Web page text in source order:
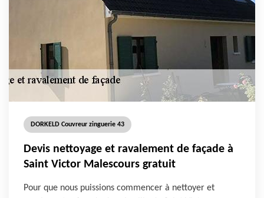
DORKELD Couvreur zinguerie 43
Devis nettoyage et ravalement de façade à
Saint Victor Malescours gratuit
Pour que nous puissions commencer à nettoyer et